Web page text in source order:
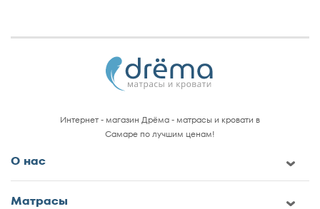
Интернет - магазин Дрёма - матрасы и кровати в
Самаре по лучшим ценам!
О нас
Матрасы